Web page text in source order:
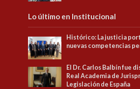
Lo último en Institucional
Histórico: La justicia
nuevas competencias
El Dr. Carlos Balbín fue
Real Academia de
Legislación de España